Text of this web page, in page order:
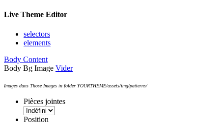
Live Theme Editor
selectors
elements
Body Content
Body Bg Image Vider
Images dans Those Images in folder YOURTHEME/assets/img/patterns/
Pièces jointes
Position